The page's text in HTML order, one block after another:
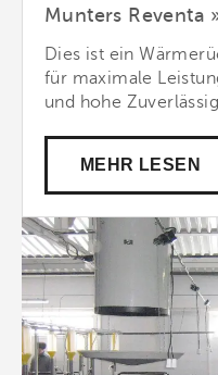
Munters Reventa
Dies ist ein
für maximale
und hohe
MEHR LESEN